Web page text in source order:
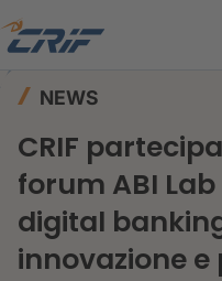
NEWS
CRIF
forum ABI
digital
innovazione e